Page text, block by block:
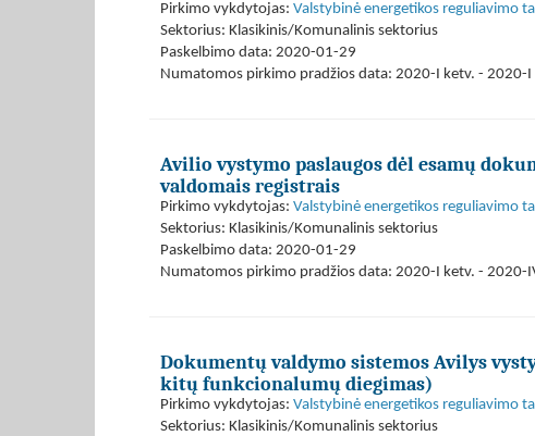
Pirkimo vykdytojas: Valstybinė energetikos reguliavimo
Sektorius: Klasikinis/Komunalinis sektorius
Paskelbimo data: 2020-01-29
Numatomos pirkimo pradžios data: 2020-I ketv. - 2020-I
Avilio vystymo paslaugos dėl esamų
valdomais registrais
Pirkimo vykdytojas: Valstybinė energetikos reguliavimo
Sektorius: Klasikinis/Komunalinis sektorius
Paskelbimo data: 2020-01-29
Numatomos pirkimo pradžios data: 2020-I ketv. - 2020-
Dokumentų valdymo sistemos Avilys
kitų funkcionalumų diegimas)
Pirkimo vykdytojas: Valstybinė energetikos reguliavimo
Sektorius: Klasikinis/Komunalinis sektorius